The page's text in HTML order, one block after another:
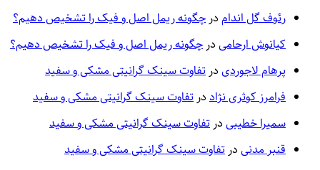
رئوف گل اندامدرچگونه ریمل اصل و فیک را تشخیص دهیم؟
کیانوش ارحامیدرچگونه ریمل اصل و فیک را تشخیص دهیم؟
پرهام لاجوردیدرتفاوت سینک گرانیتی مشکی و سفید
فرامرز کوثری نژاددرتفاوت سینک گرانیتی مشکی و سفید
سمیرا خطیبیدرتفاوت سینک گرانیتی مشکی و سفید
قنبر مدنیدرتفاوت سینک گرانیتی مشکی و سفید